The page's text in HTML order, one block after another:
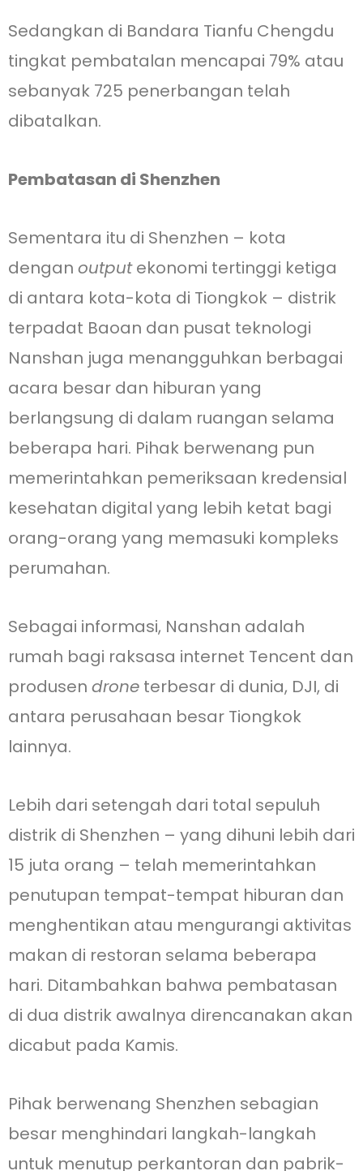
Sedangkan di Bandara Tianfu Chengdu
tingkat pembatalan mencapai 79% atau
sebanyak 725 penerbangan telah
dibatalkan.
Pembatasan di Shenzhen
Sementara itu di Shenzhen – kota
dengan outputekonomi tertinggi ketiga
di antara kota-kota di Tiongkok – distrik
terpadat Baoan dan pusat teknologi
Nanshan juga menangguhkan berbagai
acara besar dan hiburan yang
berlangsung di dalam ruangan selama
beberapa hari. Pihak berwenang pun
memerintahkan pemeriksaan kredensial
kesehatan digital yang lebih ketat bagi
orang-orang yang memasuki kompleks
perumahan.
Sebagai informasi, Nanshan adalah
rumah bagi raksasa internet Tencent dan
produsen drone terbesar di dunia, DJI, di
antara perusahaan besar Tiongkok
lainnya.
Lebih dari setengah dari total sepuluh
distrik di Shenzhen – yang dihuni lebih dari
15 juta orang – telah memerintahkan
penutupan tempat-tempat hiburan dan
menghentikan atau mengurangi aktivitas
makan di restoran selama beberapa
hari. Ditambahkan bahwa pembatasan
di dua distrik awalnya direncanakan akan
dicabut pada Kamis.
Pihak berwenang Shenzhen sebagian
besar menghindari langkah-langkah
untuk menutup perkantoran dan pabrik-